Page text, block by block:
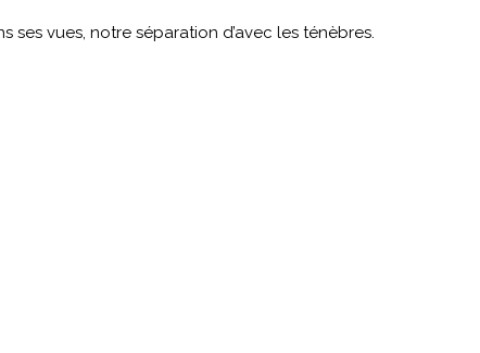
vues, notre séparation d’avec les ténèbres.